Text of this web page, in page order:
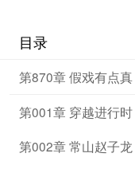
先放过我吗？ 不能
目录
第870章 假戏有点真
第001章 穿越进行时
第002章 常山赵子龙